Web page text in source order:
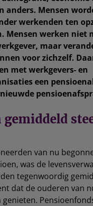
anders. Mensen
werkenden ten
Mensen werken niet
maar
voor zichzelf.
met werkgevers- en
een
gemiddeld
van nu
was de
tegenwoordig
dat de ouderen van